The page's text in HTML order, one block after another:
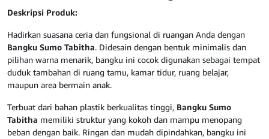
Deskripsi Produk:
Hadirkan suasana ceria dan fungsional di ruangan Anda dengan
Bangku Sumo Tabitha. Didesain dengan bentuk minimalis dan
pilihan warna menarik, bangku ini cocok digunakan sebagai tempat
duduk tambahan di ruang tamu, kamar tidur, ruang belajar,
maupun area bermain anak.
Terbuat dari bahan plastik berkualitas tinggi, Bangku Sumo
Tabitha memiliki struktur yang kokoh dan mampu menopang
beban dengan baik. Ringan dan mudah dipindahkan, bangku ini